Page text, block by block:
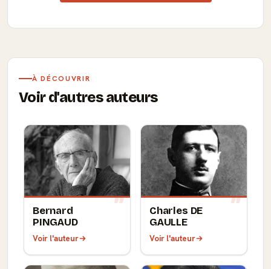
À DÉCOUVRIR
Voir d'autres auteurs
Bernard
PINGAUD
Voir l'auteur
Charles DE
GAULLE
Voir l'auteur